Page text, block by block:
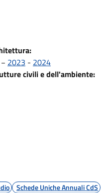
− 2023 - 2024
civili e dell'ambiente:
Schede Uniche Annuali CdS